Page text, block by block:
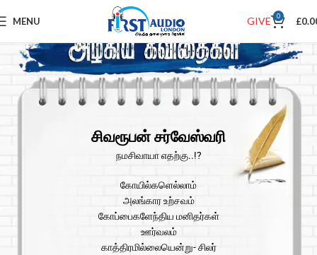
MENU GIVE 0 £
சிவரூபன் சர்வேஸ்வரி
நமசிவாயா எதற்கு..!?
கோயில்களெல்லாம்
அலங்கார உற்சவம்
கோப்பைகளேந்திய மனிதர்கள்
ஊர்வலம்
காத்திரமில்லையென்று- சிலர்